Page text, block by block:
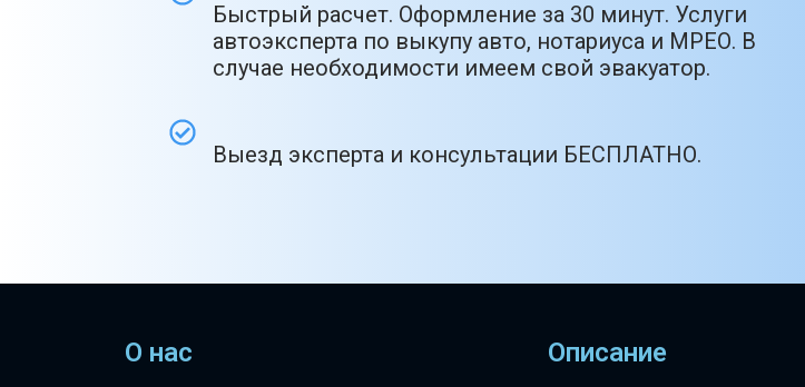
Быстрый расчет. Оформление за 30 минут. Услуги
автоэксперта по выкупу авто, нотариуса и МРЕО. В
случае необходимости имеем свой эвакуатор.
Выезд эксперта и консультации БЕСПЛАТНО.
О нас Описание